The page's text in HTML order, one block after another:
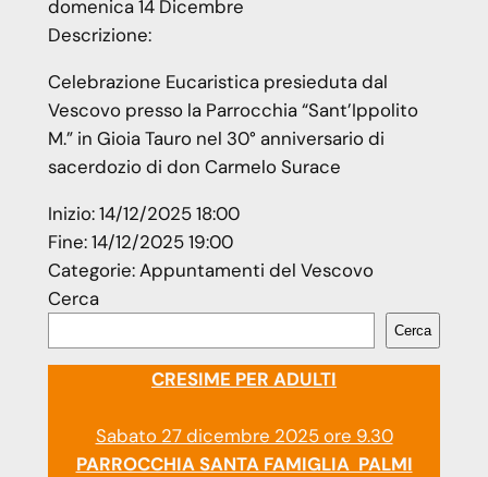
domenica14 Dicembre
Descrizione:
Celebrazione Eucaristica presieduta dal
Vescovo presso la Parrocchia “Sant’Ippolito
M.” in Gioia Tauro nel 30° anniversario di
sacerdozio di don Carmelo Surace
Inizio:14/12/2025 18:00
Fine:14/12/2025 19:00
Categorie:Appuntamenti del Vescovo
Cerca
Cerca
CRESIME PER ADULTI
Sabato 27 dicembre 2025 ore 9.30
PARROCCHIA SANTA FAMIGLIA PALMI